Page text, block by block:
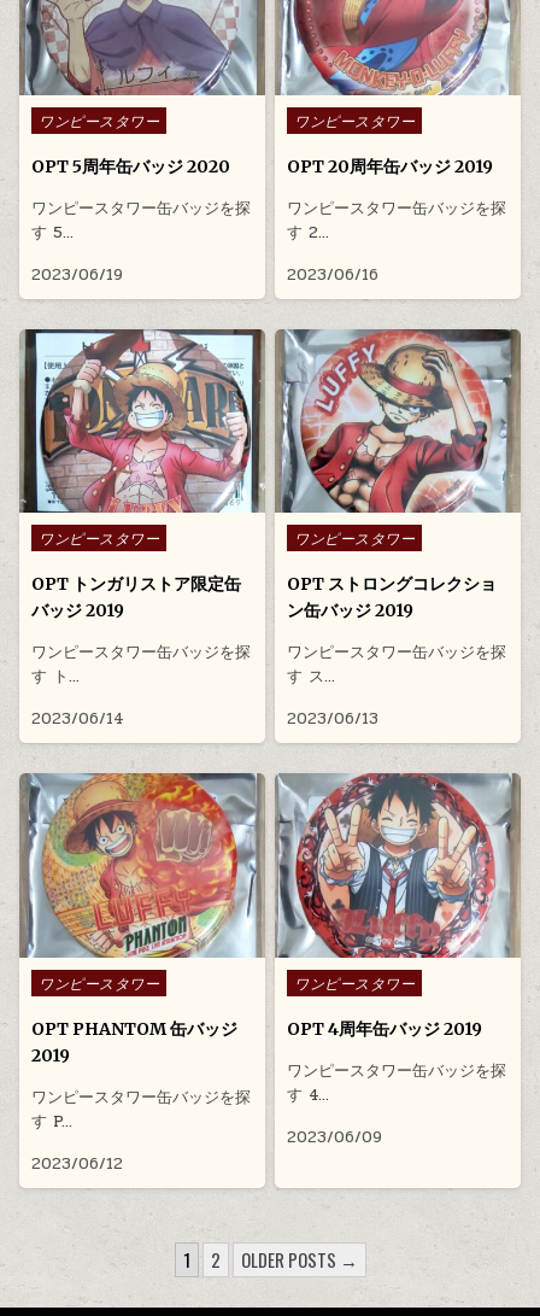
Posted in
ワンピースタワー
OPT 5周年缶バッジ 2020
ワンピースタワー缶バッジを探
す 5…
2023/06/19
Posted in
ワンピースタワー
OPT 20周年缶バッジ 2019
ワンピースタワー缶バッジを探
す 2…
2023/06/16
Posted in
ワンピースタワー
OPT トンガリストア限定缶
バッジ 2019
ワンピースタワー缶バッジを探
す ト…
2023/06/14
Posted in
ワンピースタワー
OPT ストロングコレクショ
ン缶バッジ 2019
ワンピースタワー缶バッジを探
す ス…
2023/06/13
Posted in
ワンピースタワー
OPT PHANTOM 缶バッジ
2019
ワンピースタワー缶バッジを探
す P…
2023/06/12
Posted in
ワンピースタワー
OPT 4周年缶バッジ 2019
ワンピースタワー缶バッジを探
す 4…
2023/06/09
投稿のページ送り
1 2 OLDER POSTS →